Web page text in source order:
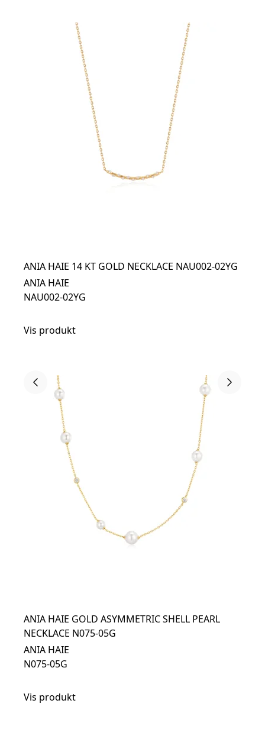
ANIA HAIE 14 KT GOLD NECKLACE NAU002-02YG
ANIA HAIE
NAU002-02YG
Vis produkt
ANIA HAIE GOLD ASYMMETRIC SHELL PEARL
NECKLACE N075-05G
ANIA HAIE
N075-05G
Vis produkt